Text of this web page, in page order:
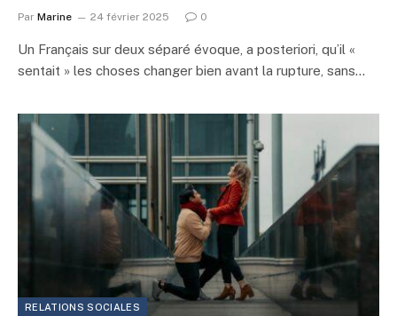
Par Marine 24 février 2025 0
Un Français sur deux séparé évoque, a posteriori, qu’il «
sentait » les choses changer bien avant la rupture, sans…
RELATIONS SOCIALES